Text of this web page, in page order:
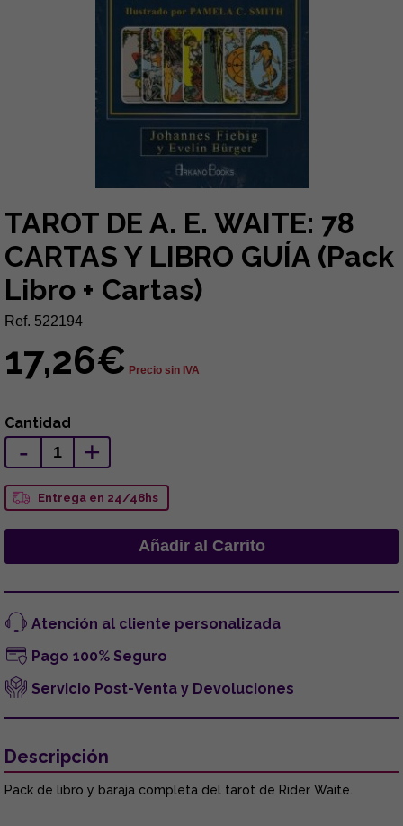
TAROT DE A. E. WAITE: 78
CARTAS Y LIBRO GUÍA (Pack
Libro + Cartas)
Ref. 522194
17,26€ Precio sin IVA
Cantidad
- +
Entrega en 24/48hs
Atención al cliente personalizada
Pago 100% Seguro
Servicio Post-Venta y Devoluciones
Descripción
Pack de libro y baraja completa del tarot de Rider Waite.